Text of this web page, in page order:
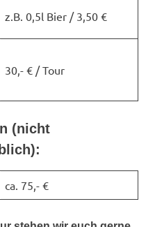
z.B. 0,5l Bier / 3,50 €
30,- € / Tour
(nicht
ca. 75,- €